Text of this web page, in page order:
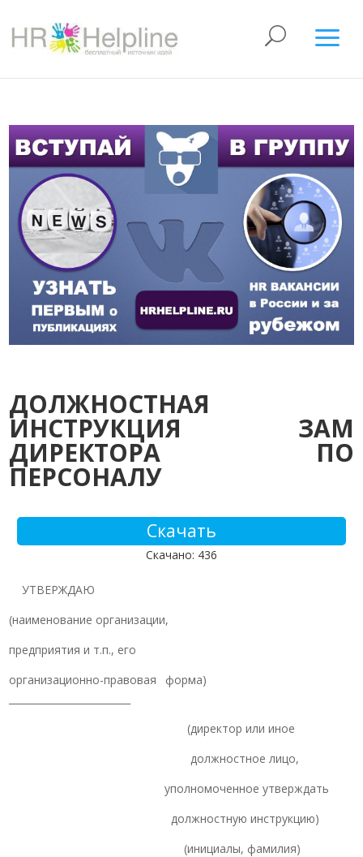
ДОЛЖНОСТНАЯ
ИНСТРУКЦИЯ ЗАМ
ДИРЕКТОРА ПО
ПЕРСОНАЛУ
Скачать
Скачано: 436
УТВЕРЖДАЮ
(наименование организации,
предприятия и т.п., его
организационно-правовая форма)
(директор или иное
должностное лицо,
уполномоченное утверждать
должностную инструкцию)
(инициалы, фамилия)